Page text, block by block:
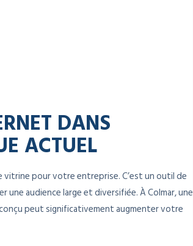
DANS
ACTUEL
vitrine pour votre entreprise. C’est un outil de
audience large et diversifiée. À Colmar, une
peut significativement augmenter votre